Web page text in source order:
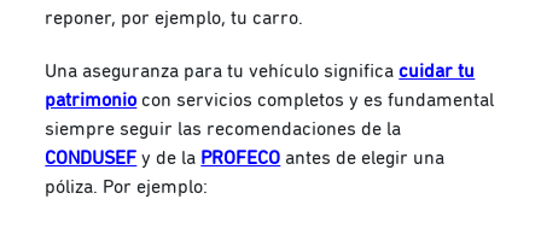
reponer, por ejemplo, tu carro.
Una aseguranza para tu vehículo significacuidar tu
patrimonio con servicios completos y es fundamental
siempre seguir las recomendaciones de la
CONDUSEF y de la PROFECO antes de elegir una
póliza. Por ejemplo: